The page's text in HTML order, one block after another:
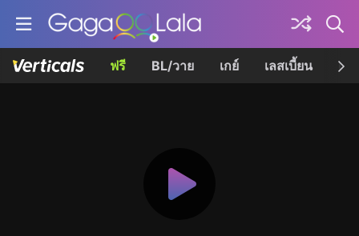
ฟรี BL/วาย เกย์ เลสเบี้ยน เค